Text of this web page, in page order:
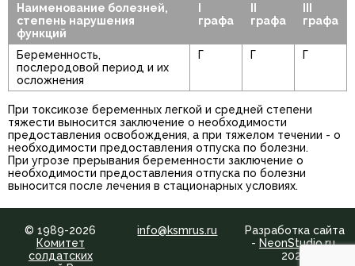
Наименование болезней,
степень нарушения
функций
I
графа
II
графа
III
графа
Беременность,
послеродовой период и их
осложнения
Г Г Г
При токсикозе беременных легкой и средней степени
тяжести выносится заключение о необходимости
предоставления освобождения, а при тяжелом течении - о
необходимости предоставления отпуска по болезни.
При угрозе прерывания беременности заключение о
необходимости предоставления отпуска по болезни
выносится после лечения в стационарных условиях.
© 1989-2026
Комитет
солдатских
info@ksmrus.ru
Разработка сайта
-NeonStudio.ru,
2024